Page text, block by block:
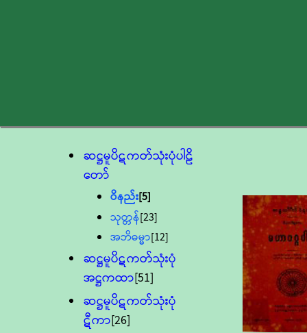
ဆဋ္ဌမူပိဋကတ်သုံးပုံပါဠိ
တော်
ဝိနည်း[5]
သုတ္တန်[23]
အဘိဓမ္မာ[12]
ဆဋ္ဌမူပိဋကတ်သုံးပုံ
အဋ္ဌကထာ[51]
ဆဋ္ဌမူပိဋကတ်သုံးပုံ
ဋီကာ[26]